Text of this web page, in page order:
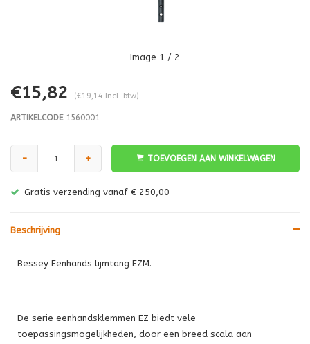
Image 1 / 2
€15,82 (€19,14 Incl. btw)
ARTIKELCODE1560001
- + TOEVOEGEN AAN WINKELWAGEN
Gratis verzending vanaf € 250,00
Beschrijving
Bessey Eenhands lijmtang EZM.
De serie eenhandsklemmen EZ biedt vele
toepassingsmogelijkheden, door een breed scala aan